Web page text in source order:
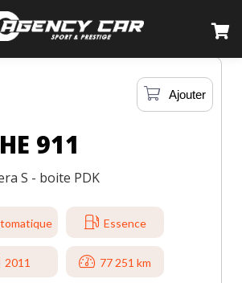
PORSCHE 911
Ajouter
911
S - boite PDK
Essence
2011 77 251 km